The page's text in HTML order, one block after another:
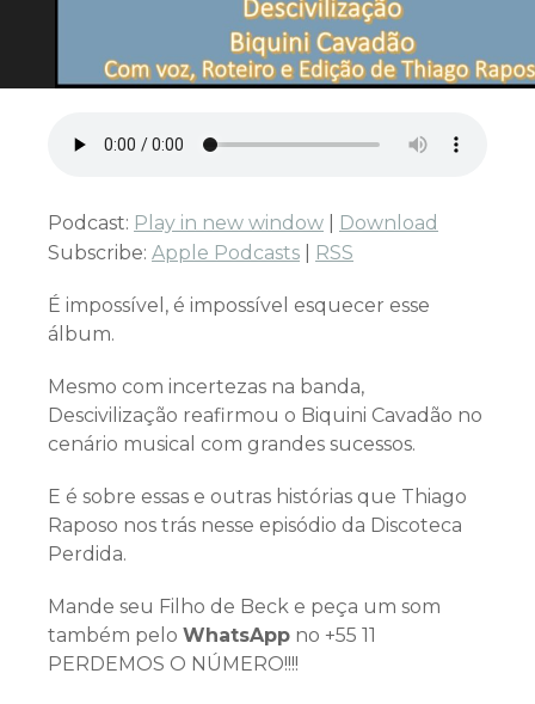
Podcast: Play in new window
Download
Subscribe: Apple Podcasts RSS
É impossível, é impossível esquecer esse
álbum.
Mesmo com incertezas na banda,
Descivilização reafirmou o Biquini Cavadão no
cenário musical com grandes sucessos.
E é sobre essas e outras histórias que Thiago
Raposo nos trás nesse episódio da Discoteca
Perdida.
Mande seu Filho de Beck e peça um som
também pelo WhatsApp no +55 11
PERDEMOS O NÚMERO!!!!